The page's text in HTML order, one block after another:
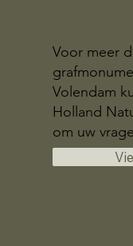
Voor meer
Volendam
Holland
om uw